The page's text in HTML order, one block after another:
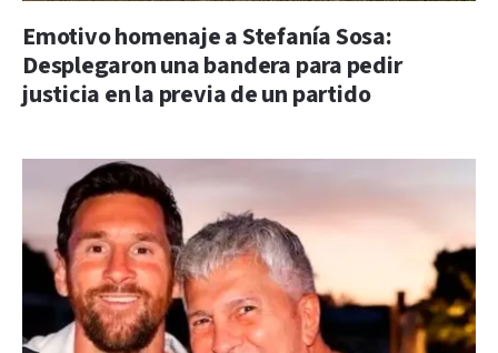
Emotivo homenaje a Stefanía Sosa:
Desplegaron una bandera para pedir
justicia en la previa de un partido